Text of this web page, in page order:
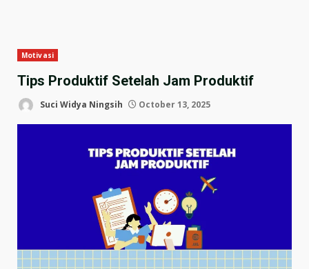
Motivasi
Tips Produktif Setelah Jam Produktif
Suci Widya Ningsih October 13, 2025